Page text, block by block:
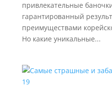
привлекательные
гарантированный
преимуществами
Но какие уникальные...